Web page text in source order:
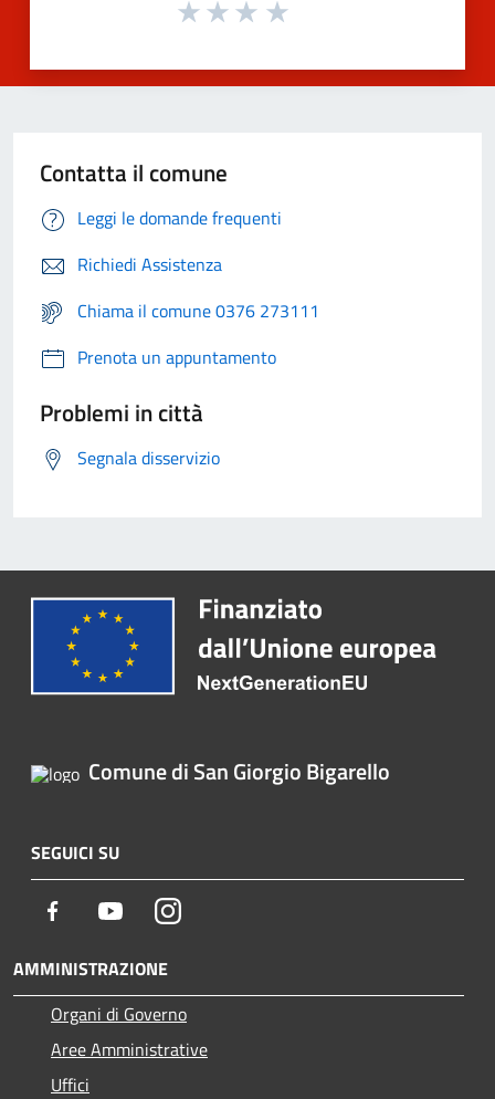
Contatta il comune
Leggi le domande frequenti
Richiedi Assistenza
Chiama il comune 0376 273111
Prenota un appuntamento
Problemi in città
Segnala disservizio
Comune di San Giorgio Bigarello
SEGUICI SU
Facebook YoutubeInstagram
AMMINISTRAZIONE
Organi di Governo
Aree Amministrative
Uffici